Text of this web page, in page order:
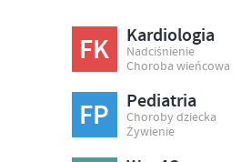
FK Kardiologia
Nadciśnienie
Choroba wieńcowa
FP Pediatria
Choroby dziecka
Żywienie